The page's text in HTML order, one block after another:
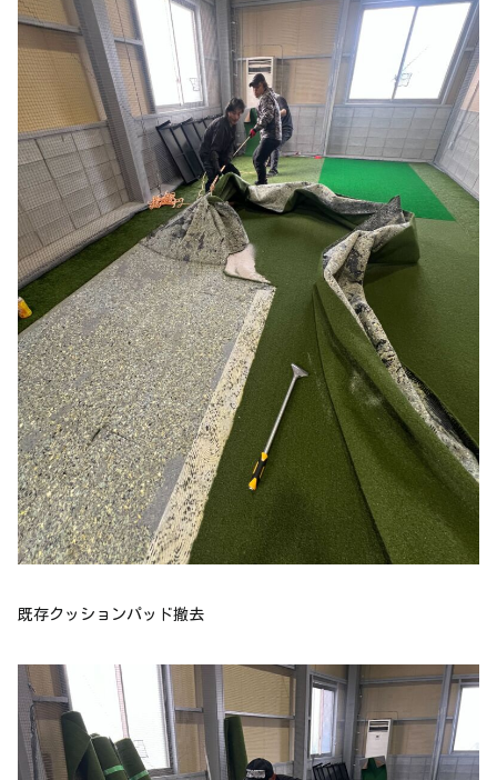
既存クッションパッド撤去